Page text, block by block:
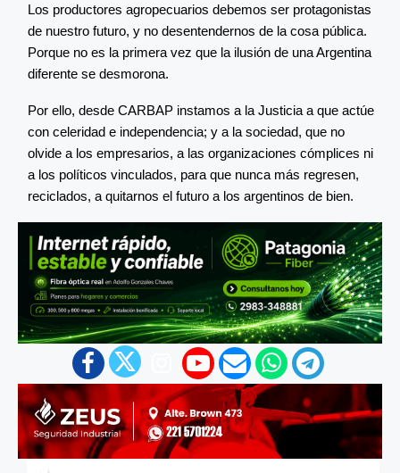
Los productores agropecuarios debemos ser protagonistas
de nuestro futuro, y no desentendernos de la cosa pública.
Porque no es la primera vez que la ilusión de una Argentina
diferente se desmorona.
Por ello, desde CARBAP instamos a la Justicia a que actúe
con celeridad e independencia; y a la sociedad, que no
olvide a los empresarios, a las organizaciones cómplices ni
a los políticos vinculados, para que nunca más regresen,
reciclados, a quitarnos el futuro a los argentinos de bien.